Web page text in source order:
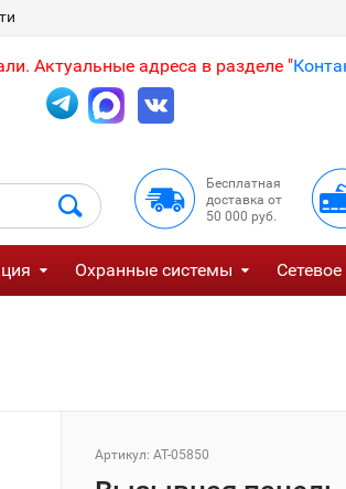
Актуальные адреса в разделе "
Бесплатная
доставка от
50 000 руб.
Охранные системы
Артикул: AT-05850